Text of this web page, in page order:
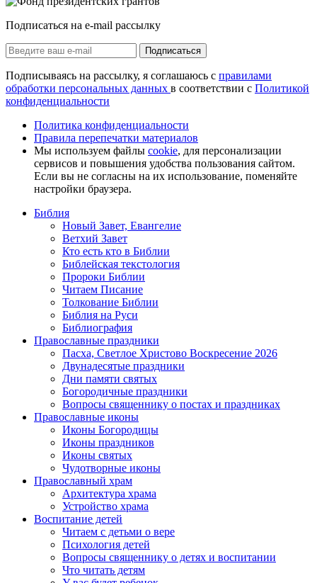
Подписаться на e-mail рассылку
Подписаться
Подписываясь на рассылку, я соглашаюсь с правилами
обработки персональных данных в соответствии с Политикой
конфиденциальности
Политика конфиденциальности
Правила перепечатки материалов
Мы используем файлы cookie, для персонализации
сервисов и повышения удобства пользования сайтом.
Если вы не согласны на их использование, поменяйте
настройки браузера.
Библия
Новый Завет, Евангелие
Ветхий Завет
Кто есть кто в Библии
Библейская текстология
Пророки Библии
Читаем Писание
Толкование Библии
Библия на Руси
Библиография
Православные праздники
Пасха, Светлое Христово Воскресение 2026
Двунадесятые праздники
Дни памяти святых
Богородичные праздники
Вопросы священнику о постах и праздниках
Православные иконы
Иконы Богородицы
Иконы праздников
Иконы святых
Чудотворные иконы
Православный храм
Архитектура храма
Устройство храма
Воспитание детей
Читаем с детьми о вере
Психология детей
Вопросы священнику о детях и воспитании
Что читать детям